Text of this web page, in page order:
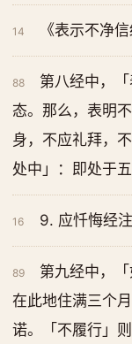
14 《表示不净
88
第八经中，
态。那么，表明
身，不应礼拜，
处中」：即处于
16 9. 应忏悔经
89
第九经中，
在此地住满三个
诺。「不履行」